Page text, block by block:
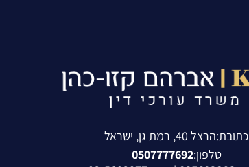
כתובת:הרצל 40, רמת גן, ישראל
טלפון:0507777692